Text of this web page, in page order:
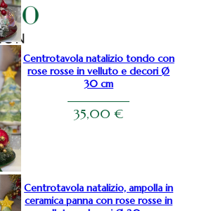
Centrotavola natalizio tondo con
rose rosse in velluto e decori Ø
30 cm
35,00 €
Centrotavola natalizio, ampolla in
ceramica panna con rose rosse in